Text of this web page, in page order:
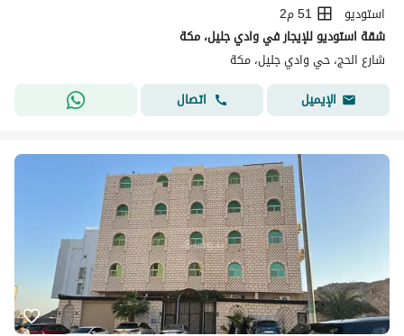
استوديو
51 م2
شقة استوديو للإيجار في وادي جليل، مكة
شارع الحج، حي وادي جليل، مكة
الإيميل
اتصال